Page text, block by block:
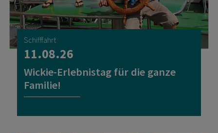
Schifffahrt
11.08.26
Wickie-Erlebnistag für die ganze
Familie!